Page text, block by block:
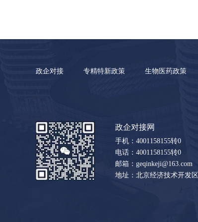
政企对接 专精特新政策 生物医药政策
政企对接网
手机：4001158155转0
电话：4001158155转0
邮箱：geqinkeji@163.com
地址：北京经济技术开发区